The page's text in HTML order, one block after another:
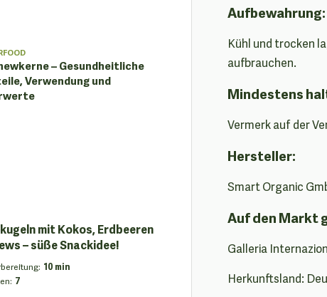
– Gesundheitliche
Verwendung und
mit Kokos, Erdbeeren
– süße Snackidee!
: 10 min
: 7
Aufbewahrung:
Kühl und trocken
aufbrauchen.
Mindestens
Vermerk auf der
Hersteller:
Smart Organic
Auf den Markt
Galleria
Herkunftsland: